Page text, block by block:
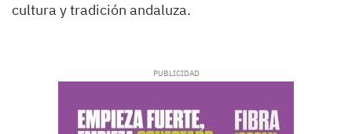
cultura y tradición andaluza.